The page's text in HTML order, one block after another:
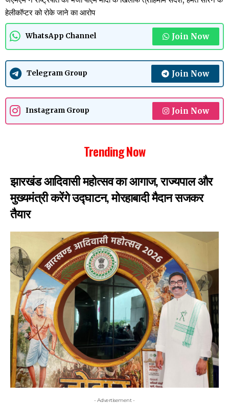
हेलीकॉप्टर को रोके जाने का आरोप
WhatsApp Channel Join Now
Telegram Group Join Now
Instagram Group Join Now
Trending Now
झारखंड आदिवासी महोत्सव का आगाज, राज्यपाल और
मुख्यमंत्री करेंगे उद्घाटन, मोरहाबादी मैदान सजकर
तैयार
- Advertisement -